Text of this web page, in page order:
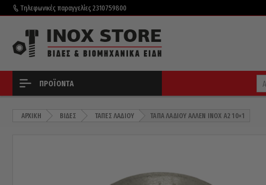
Τηλεφωνικές παραγγελίες 2310759800
ΠΡΟΪΌΝΤΑ
ΑΡΧΙΚΉ ΒΊΔΕΣ ΤΆΠΕΣ ΛΑΔΙΟΎ ΤΆΠΑ ΛΑΔΙΟΎ ΆΛΛΕΝ INOX A2 10×1